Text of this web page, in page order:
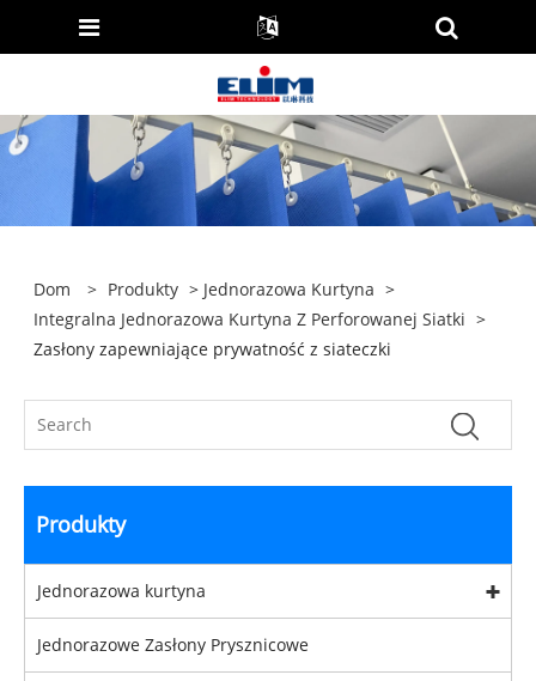
Dom > Produkty > Jednorazowa Kurtyna >
Integralna Jednorazowa Kurtyna Z Perforowanej Siatki >
Zasłony zapewniające prywatność z siateczki
Produkty
Jednorazowa kurtyna
Jednorazowe Zasłony Prysznicowe